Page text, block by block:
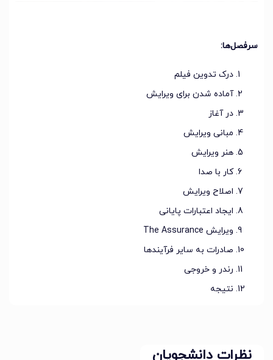
سرفصل‌ها:
درک تدوین فیلم
آماده شدن برای ویرایش
در آغاز
مبانی ویرایش
هنر ویرایش
کار با صدا
اصلاح ویرایش
ایجاد اعتبارات پایانی
ویرایش The Assurance
صادرات به سایر فرآیندها
رندر و خروجی
نتیجه
نظرات دانشجویان